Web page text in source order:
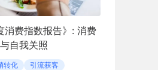
消费指数报告》: 消费
自我关照
转化
引流获客